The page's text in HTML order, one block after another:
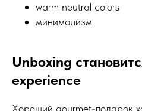
warm neutral colors
минимализм
Unboxing
experience
Хороший gourmet-подарок